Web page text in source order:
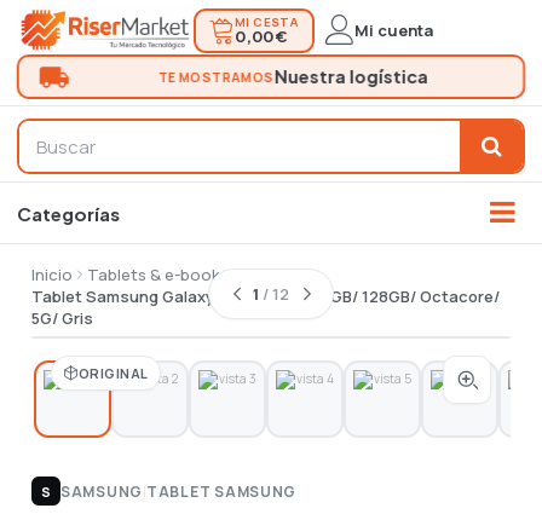
MI CESTA
0,00 € Mi cuenta
Inicio Tablets & e-book
Tablet
Tablet Samsung Galaxy Tab A11+ 11"/ 6GB/ 128GB/ Octacore/
5G/ Gris
ORIGINAL
1 / 12
S SAMSUNG|TABLET SAMSUNG